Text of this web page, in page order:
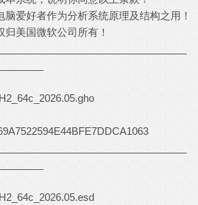
脑爱好者作为分析系统原理及结构之用！
归美国微软公司所有！